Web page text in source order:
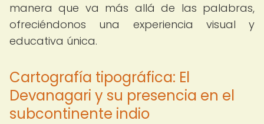
manera que va más allá de las palabras,
ofreciéndonos una experiencia visual y
educativa única.
Cartografía tipográfica: El
Devanagari y su presencia en el
subcontinente indio